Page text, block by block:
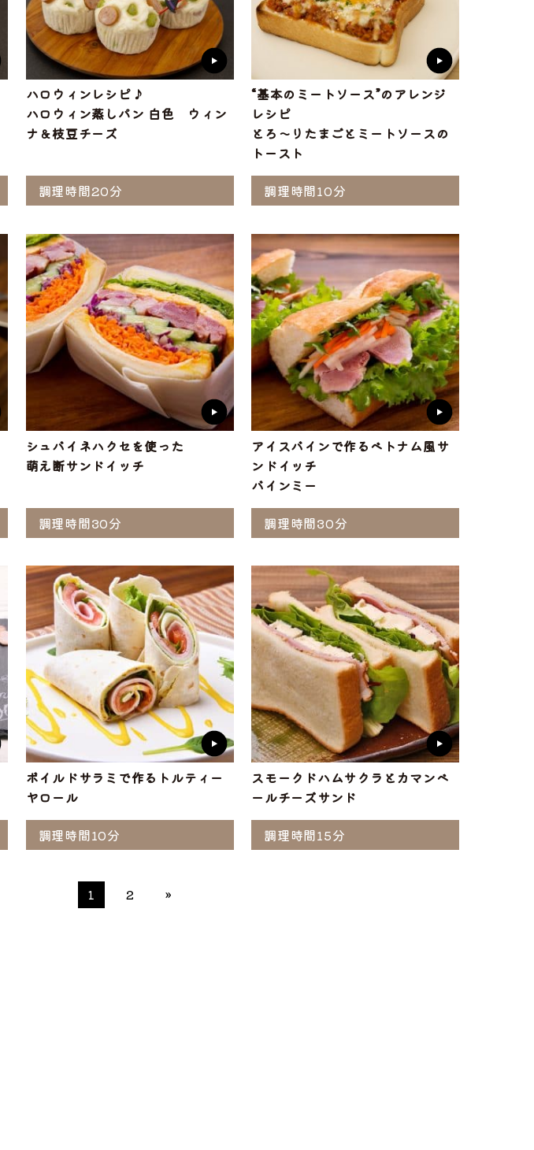
ハロウィンレシピ♪
ハロウィン蒸しパン 白色 ウィン
ナ＆枝豆チーズ
調理時間20分
“基本のミートソース”のアレンジ
レシピ
とろ～りたまごとミートソースの
トースト
調理時間10分
シュバイネハクセを使った
萌え断サンドイッチ
調理時間30分
アイスバインで作るベトナム風サ
ンドイッチ
バインミー
調理時間30分
ボイルドサラミで作るトルティー
ヤロール
調理時間10分
スモークドハムサクラとカマンベ
ールチーズサンド
調理時間15分
1 2 »